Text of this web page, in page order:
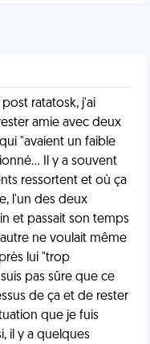
ratatosk, j'ai
amie avec deux
"avaient un faible
Il y a souvent
ressortent et où ça
l'un des deux
et passait son temps
ne voulait même
lui "trop
pas sûre que ce
de ça et de rester
que je fuis
il y a quelques